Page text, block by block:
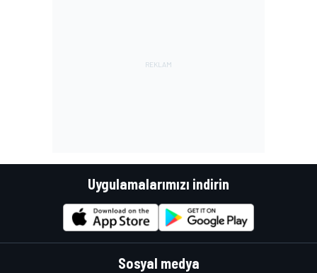
Uygulamalarımızı indirin
Sosyal medya